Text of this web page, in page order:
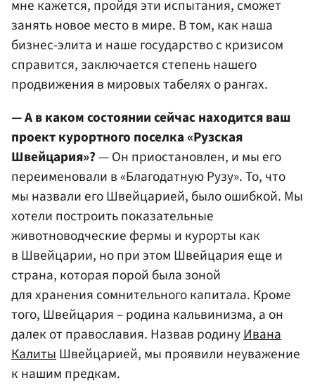
мне кажется, пройдя эти испытания, сможет
занять новое место в мире. В том, как наша
бизнес-элита и наше государство с кризисом
справится, заключается степень нашего
продвижения в мировых табелях о рангах.
— А в каком состоянии сейчас находится ваш
проект курортного поселка «Рузская
Швейцария»?— Он приостановлен, и мы его
переименовали в «Благодатную Рузу». То, что
мы назвали его Швейцарией, было ошибкой. Мы
хотели построить показательные
животноводческие фермы и курорты как
в Швейцарии, но при этом Швейцария еще и
страна, которая порой была зоной
для хранения сомнительного капитала. Кроме
того, Швейцария – родина кальвинизма, а он
далек от православия. Назвав родинуИвана
КалитыШвейцарией, мы проявили неуважение
к нашим предкам.